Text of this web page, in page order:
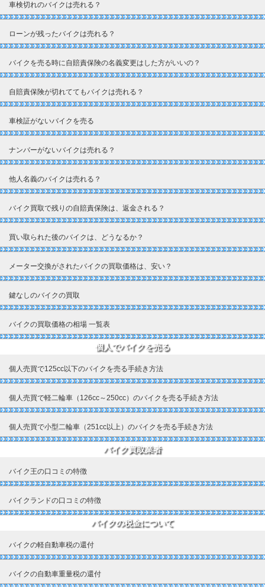
車検切れのバイクは売れる？
ローンが残ったバイクは売れる？
バイクを売る時に自賠責保険の名義変更はした方がいいの？
自賠責保険が切れててもバイクは売れる？
車検証がないバイクを売る
ナンバーがないバイクは売れる？
他人名義のバイクは売れる？
バイク買取で残りの自賠責保険は、返金される？
買い取られた後のバイクは、どうなるか？
メーター交換がされたバイクの買取価格は、安い？
鍵なしのバイクの買取
バイクの買取価格の相場 一覧表
個人でバイクを売る
個人売買で125cc以下のバイクを売る手続き方法
個人売買で軽二輪車（126cc～250cc）のバイクを売る手続き方法
個人売買で小型二輪車（251cc以上）のバイクを売る手続き方法
バイク買取業者
バイク王の口コミの特徴
バイクランドの口コミの特徴
バイクの税金について
バイクの軽自動車税の還付
バイクの自動車重量税の還付